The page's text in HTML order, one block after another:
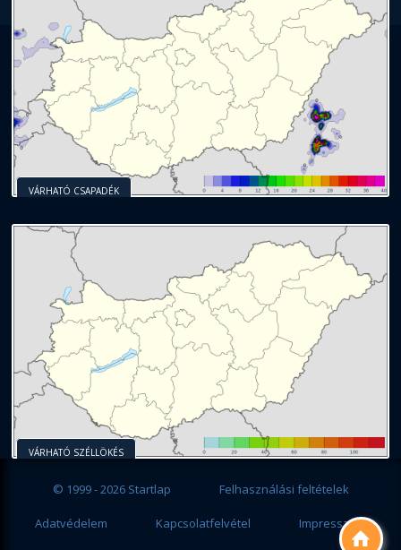

VÁRHATÓ CSAPADÉK
VÁRHATÓ SZÉLLÖKÉS
© 1999 - 2026 Startlap Felhasználási feltételek
Adatvédelem Kapcsolatfelvétel Impresszum